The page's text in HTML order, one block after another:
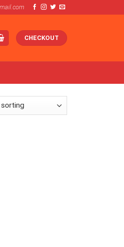
CHECKOUT